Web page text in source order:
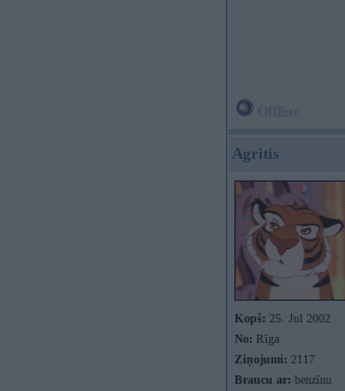
Agritis
Kopš: 25. Jul 2002
No: Rīga
Ziņojumi: 2117
Braucu ar: benzīnu